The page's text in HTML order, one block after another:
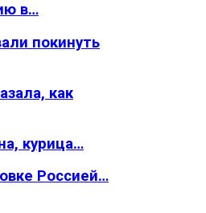
в…
покинуть
как
курица…
Россией…